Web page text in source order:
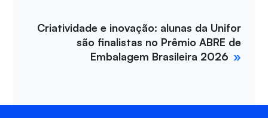
Criatividade e inovação: alunas da Unifor
são finalistas no Prêmio ABRE de
Embalagem Brasileira 2026